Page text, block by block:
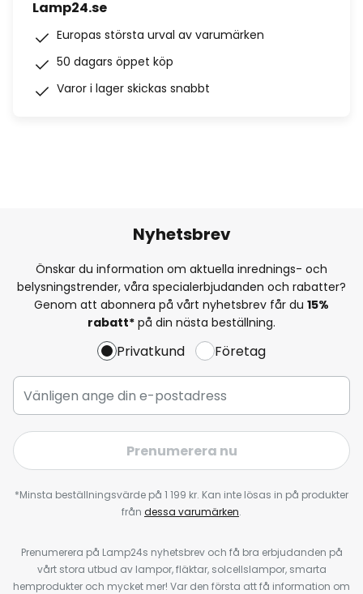
Lamp24.se
Europas största urval av varumärken
50 dagars öppet köp
Varor i lager skickas snabbt
Nyhetsbrev
Önskar du information om aktuella inrednings- och
belysningstrender, våra specialerbjudanden och rabatter?
Genom att abonnera på vårt nyhetsbrev får du 15%
rabatt* på din nästa beställning.
Privatkund Företag
Prenumerera nu
*Minsta beställningsvärde på 1 199 kr. Kan inte lösas in på produkter
från dessa varumärken.
Prenumerera på Lamp24s nyhetsbrev och få bra erbjudanden på
vårt stora utbud av lampor, fläktar, solcellslampor, smarta
hemprodukter och mycket mer! Var den första att få information om